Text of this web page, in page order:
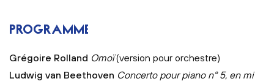
PROGRAMME
Grégoire Rolland Omoï(version pour orchestre)
Ludwig van Beethoven Concerto pour piano n° 5, en mi